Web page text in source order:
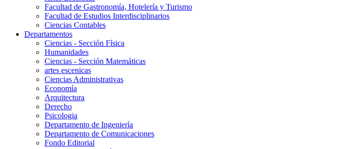
Facultad de Gastronomía, Hotelería y Turismo
Facultad de Estudios Interdisciplinarios
Ciencias Contables
Departamentos
Ciencias - Sección Física
Humanidades
Ciencias - Sección Matemáticas
artes escenicas
Ciencias Administrativas
Economía
Arquitectura
Derecho
Psicologia
Departamento de Ingeniería
Departamento de Comunicaciones
Fondo Editorial